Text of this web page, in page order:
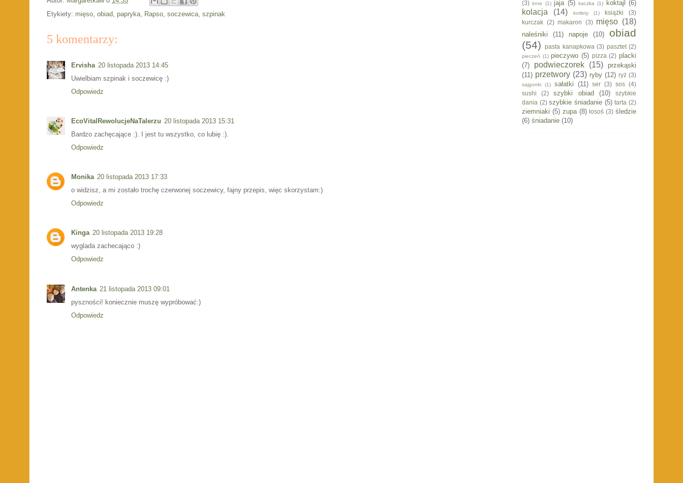
Etykiety: mięso obiad papryka Rapso soczewica szpinak
5 komentarzy:
Ervisha 20 listopada 2013 14:45
Uwielbiam szpinak i soczewicę :)
Odpowiedz
EcoVitalRewolucjeNaTalerzu 20 listopada 2013 15:31
Bardzo zachęcające :). I jest tu wszystko, co lubię :).
Odpowiedz
Monika 20 listopada 2013 17:33
o widzisz, a mi zostało trochę czerwonej soczewicy, fajny przepis, więc skorzystam:)
Odpowiedz
Kinga 20 listopada 2013 19:28
wyglada zachecająco :)
Odpowiedz
Antenka 21 listopada 2013 09:01
pyszności! koniecznie muszę wypróbować:)
Odpowiedz
(3) inne (1) jaja (5) kaczka (1) koktajl (6)
kolacja (14) kotlety (1) książki
(3)
kurczak (2) makaron (3) mięso (18)
naleśniki (11) napoje (10)
obiad
(54)
pasta kanapkowa (3) pasztet (2)
pieczeń (1) pieczywo (5) pizza (2) placki
(7)
podwieczorek (15) przekąski
(11) przetwory (23) ryby (12) ryż (3)
sajgonki (1) sałatki (11) ser (3) sos (4)
sushi
(2) szybki obiad (10)
szybkie
dania (2) szybkie śniadanie (5) tarta (2)
ziemniaki (5) zupa (8) łosoś (3) śledzie
(6) śniadanie (10)